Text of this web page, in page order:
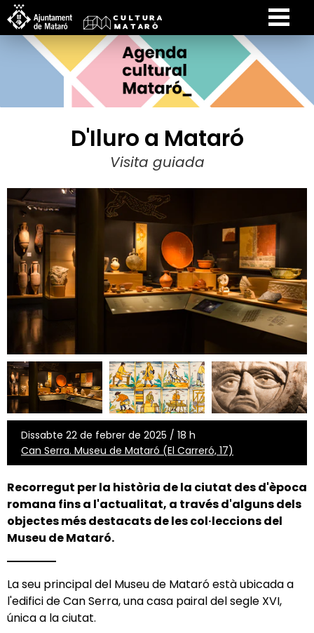
D'Iluro a Mataró
Visita guiada
Dissabte 22 de febrer de 2025 / 18 h
Can Serra. Museu de Mataró (El Carreró, 17)
Recorregut per la història de la ciutat des d'època
romana fins a l'actualitat, a través d'alguns dels
objectes més destacats de les col·leccions del
Museu de Mataró.
La seu principal del Museu de Mataró està ubicada a
l'edifici de Can Serra, una casa pairal del segle XVI,
única a la ciutat.